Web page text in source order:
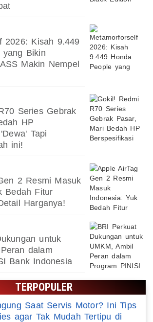
2026: Kisah 9.449
yang Bikin
Makin Nempel
Series Gebrak
HP
Tapi
ini!
2 Resmi Masuk
Bedah Fitur
Harganya!
untuk
dalam
Bank Indonesia
TERPOPULER
Saat Servis Motor? Ini Tips
agar Tak Mudah Tertipu di